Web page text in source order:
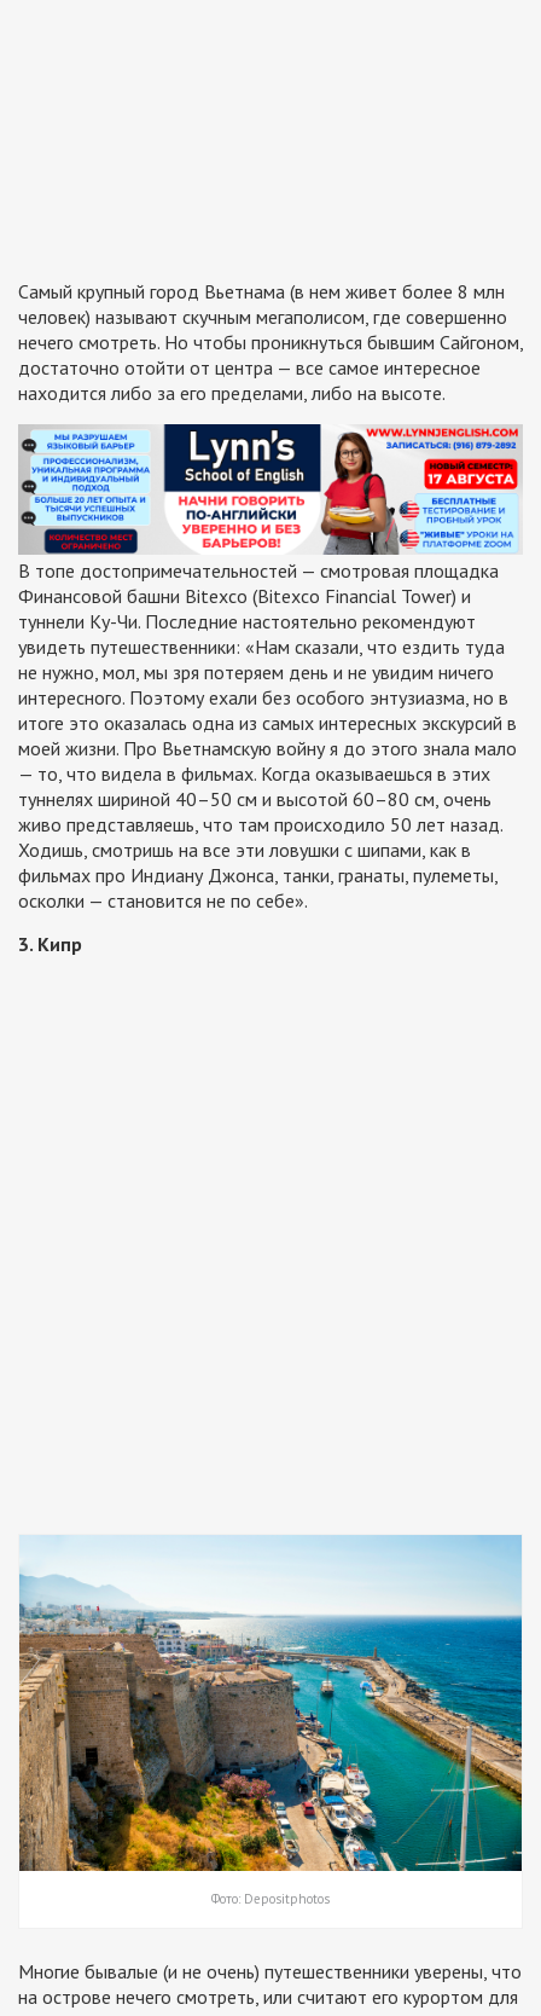
Самый крупный город Вьетнама (в нем живет более 8 млн
человек) называют скучным мегаполисом, где совершенно
нечего смотреть. Но чтобы проникнуться бывшим Сайгоном,
достаточно отойти от центра — все самое интересное
находится либо за его пределами, либо на высоте.
В топе достопримечательностей — смотровая площадка
Финансовой башни Bitexco (Bitexco Financial Tower) и
туннели Ку-Чи. Последние настоятельно рекомендуют
увидеть путешественники: «Нам сказали, что ездить туда
не нужно, мол, мы зря потеряем день и не увидим ничего
интересного. Поэтому ехали без особого энтузиазма, но в
итоге это оказалась одна из самых интересных экскурсий в
моей жизни. Про Вьетнамскую войну я до этого знала мало
— то, что видела в фильмах. Когда оказываешься в этих
туннелях шириной 40–50 см и высотой 60–80 см, очень
живо представляешь, что там происходило 50 лет назад.
Ходишь, смотришь на все эти ловушки с шипами, как в
фильмах про Индиану Джонса, танки, гранаты, пулеметы,
осколки — становится не по себе».
3. Кипр
Фото: Depositphotos
Многие бывалые (и не очень) путешественники уверены, что
на острове нечего смотреть, или считают его курортом для